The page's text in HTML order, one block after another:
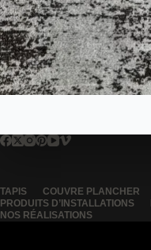
TAPIS COUVRE PLANCHER
PRODUITS D’INSTALLATIONS
NOS RÉALISATIONS